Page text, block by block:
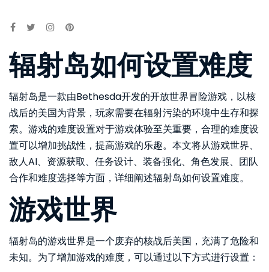
辐射岛如何设置难度
辐射岛是一款由Bethesda开发的开放世界冒险游戏，以核
战后的美国为背景，玩家需要在辐射污染的环境中生存和探
索。游戏的难度设置对于游戏体验至关重要，合理的难度设
置可以增加挑战性，提高游戏的乐趣。本文将从游戏世界、
敌人AI、资源获取、任务设计、装备强化、角色发展、团队
合作和难度选择等方面，详细阐述辐射岛如何设置难度。
游戏世界
辐射岛的游戏世界是一个废弃的核战后美国，充满了危险和
未知。为了增加游戏的难度，可以通过以下方式进行设置：